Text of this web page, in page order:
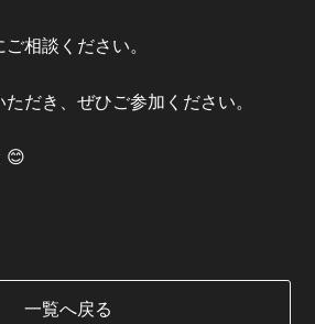
相談ください。
だき、ぜひご参加ください。
😊
一覧へ戻る